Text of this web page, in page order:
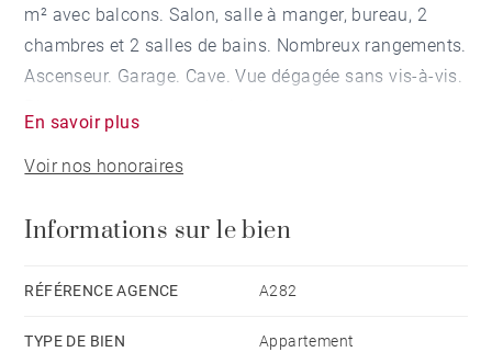
m² avec balcons. Salon, salle à manger, bureau, 2
chambres et 2 salles de bains. Nombreux rangements.
Ascenseur. Garage. Cave. Vue dégagée sans vis-à-vis.
En savoir plus
Voir nos honoraires
Informations sur le bien
RÉFÉRENCE AGENCE A282
TYPE DE BIEN Appartement